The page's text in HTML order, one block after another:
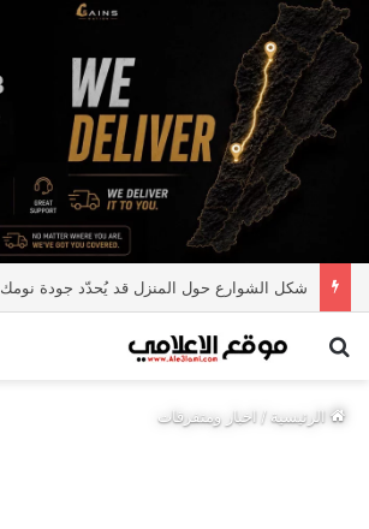
شكل الشوارع حول المنزل قد يُحدّد جودة نومك
بحث عن
الرئيسية/ اخبار ومتفرقات